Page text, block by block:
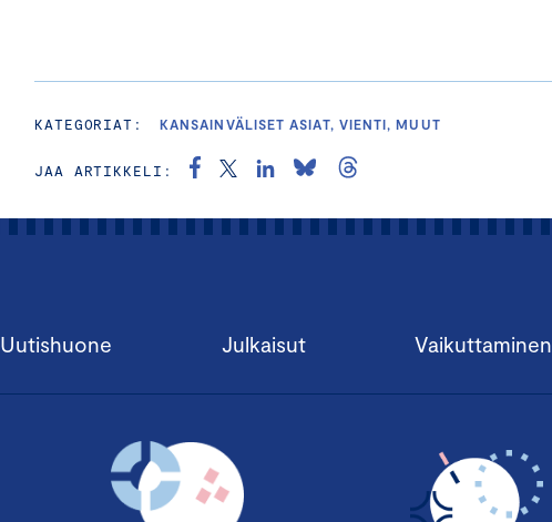
KATEGORIAT: KANSAINVÄLISET ASIAT, VIENTI, MUUT
JAA ARTIKKELI:
Uutishuone Julkaisut Vaikuttaminen